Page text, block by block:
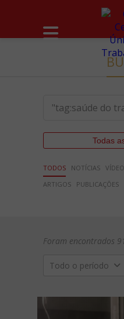
Todas
TODOS NOTÍCIAS
ARTIGOS
PUBLICAÇÕES
Foram encontrados
Todo o período